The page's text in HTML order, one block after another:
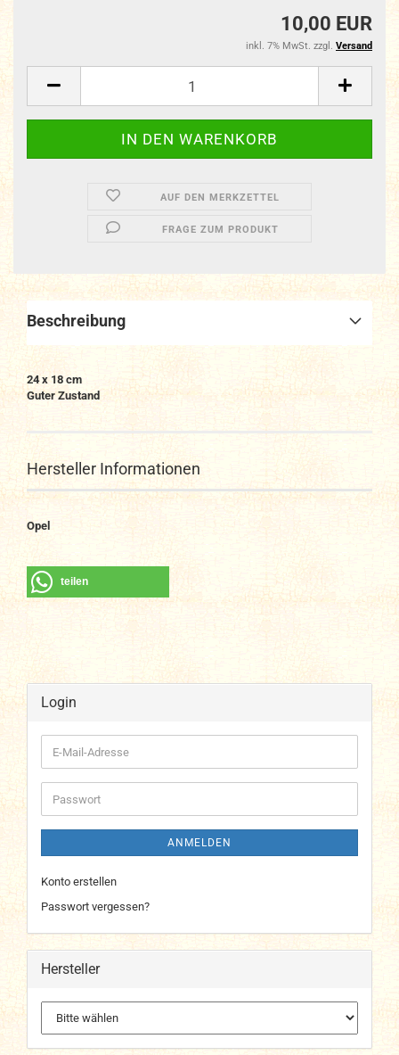
10,00 EUR
inkl. 7% MwSt. zzgl. Versand
AUF DEN MERKZETTEL
FRAGE ZUM PRODUKT
Beschreibung
24 x 18 cm
Guter Zustand
Hersteller Informationen
Opel
teilen
Login
E-
Mail-
Adresse
Passwort
ANMELDEN
Konto erstellen
Passwort vergessen?
Hersteller